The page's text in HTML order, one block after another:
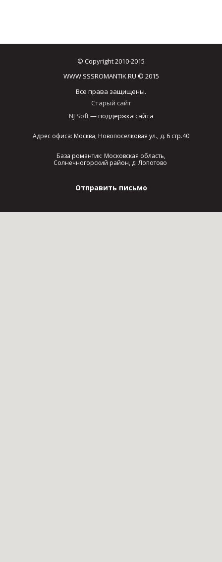
© Copyright 2010-2015
WWW.SSSROMANTIK.RU © 2015
Все права защищены.
Старый сайт
NJ Soft— поддержка сайта
Адрес офиса: Москва, Новопоселковая ул., д. 6 стр.40
База романтик: Московская область,
Солнечногорский район, д. Лопотово
Отправить письмо